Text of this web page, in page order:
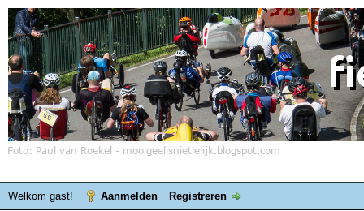
Welkom gast! Aanmelden Registreren